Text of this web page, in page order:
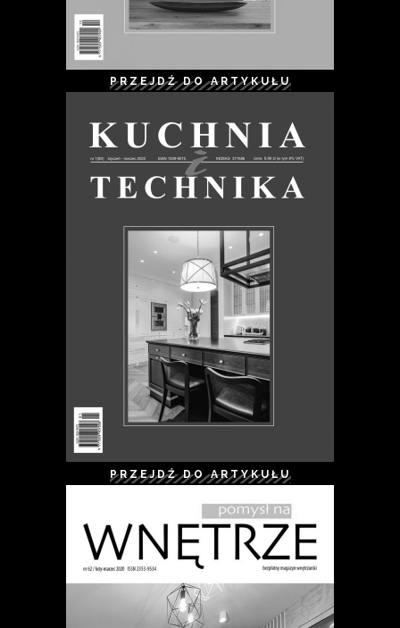
PRZEJDŹ DO ARTYKUŁU
PRZEJDŹ DO ARTYKUŁU